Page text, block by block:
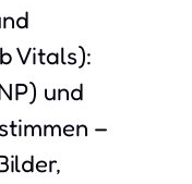
Vitals):
und
–